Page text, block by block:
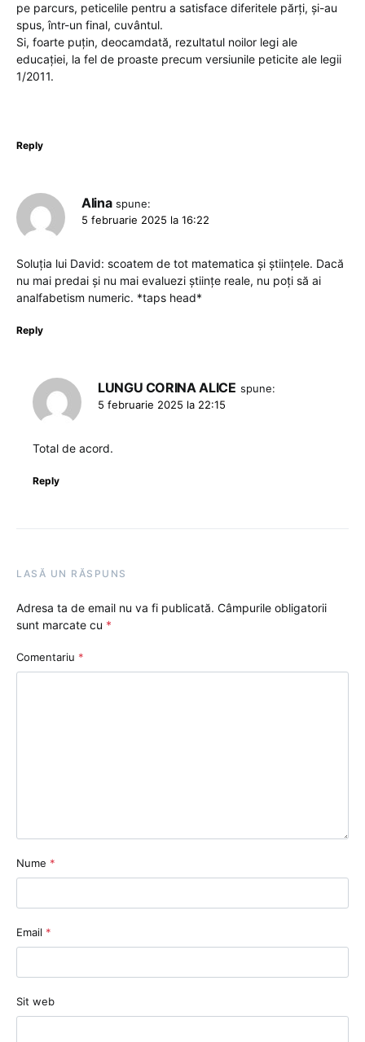
pe parcurs, peticelile pentru a satisface diferitele părți, și-au
spus, într-un final, cuvântul.
Si, foarte puțin, deocamdată, rezultatul noilor legi ale
educației, la fel de proaste precum versiunile peticite ale legii
1/2011.
Reply
Alina spune:
5 februarie 2025 la 16:22
Soluția lui David: scoatem de tot matematica și științele. Dacă
nu mai predai și nu mai evaluezi științe reale, nu poți să ai
analfabetism numeric. *taps head*
Reply
LUNGU CORINA ALICE spune:
5 februarie 2025 la 22:15
Total de acord.
Reply
LASĂ UN RĂSPUNS
Adresa ta de email nu va fi publicată. Câmpurile obligatorii
sunt marcate cu *
Comentariu *
Nume *
Email *
Sit web